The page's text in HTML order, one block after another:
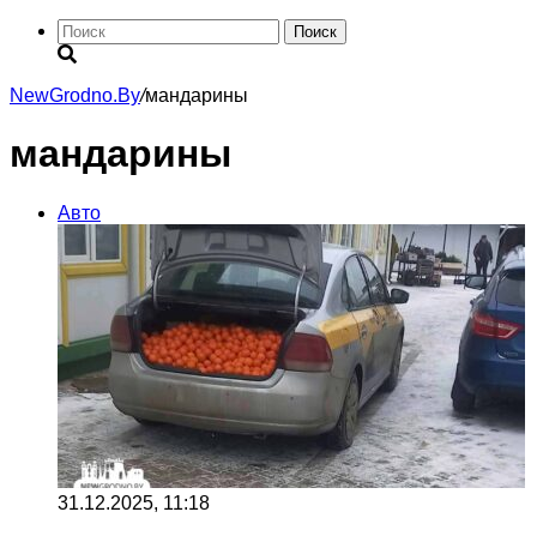
Поиск
NewGrodno.By/мандарины
мандарины
Авто
31.12.2025, 11:18